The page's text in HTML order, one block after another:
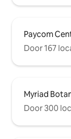
Paycom
Door 167
Myriad
Door 300